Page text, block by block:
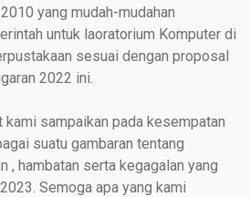
yang mudah-mudahan
untuk laoratorium Komputer di
sesuai dengan proposal
2022 ini.
kami sampaikan pada kesempatan
suatu gambaran tentang
, hambatan serta kegagalan yang
Semoga apa yang kami